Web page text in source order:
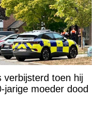
verbijsterd toen hij
jarige moeder dood